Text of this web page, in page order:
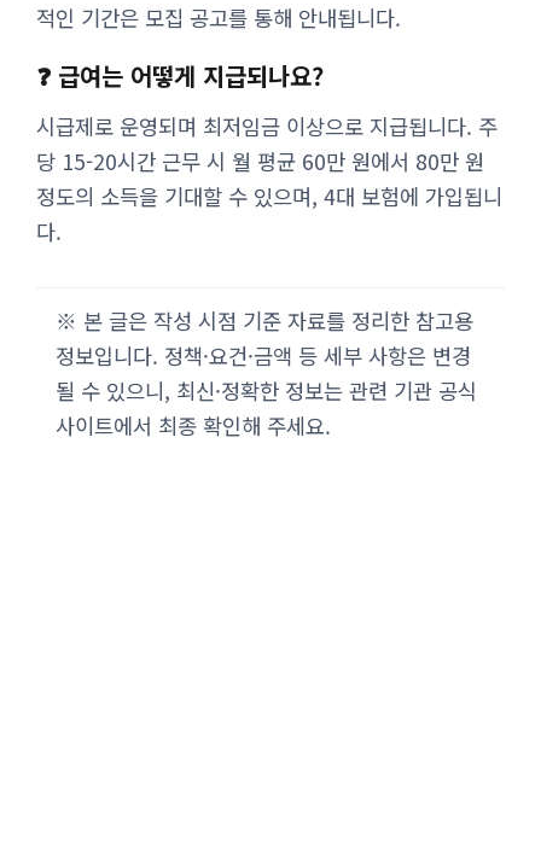
적인 기간은 모집 공고를 통해 안내됩니다.
❓ 급여는 어떻게 지급되나요?
시급제로 운영되며 최저임금 이상으로 지급됩니다. 주
당 15-20시간 근무 시 월 평균 60만 원에서 80만 원
정도의 소득을 기대할 수 있으며, 4대 보험에 가입됩니
다.
※ 본 글은 작성 시점 기준 자료를 정리한 참고용
정보입니다. 정책·요건·금액 등 세부 사항은 변경
될 수 있으니, 최신·정확한 정보는 관련 기관 공식
사이트에서 최종 확인해 주세요.